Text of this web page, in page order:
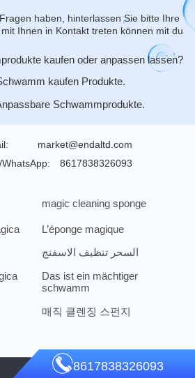
haben, hinterlassen Sie bitte Ihre
Ihnen in Kontakt treten können mit du
kaufen oder anpassen lassen?
kaufen Produkte.
Schwammprodukte.
market@endaltd.com
8617838326093
magic cleaning sponge
L’éponge magique
السحر تنظيف الاسفنج
Das ist ein mächtiger
schwamm
매직 클렌징 스펀지
8617838326093